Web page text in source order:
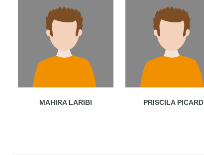
MAHIRA LARIBI PRISCILA PICARD